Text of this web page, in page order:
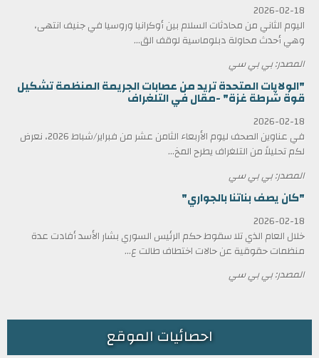
2026-02-18
اليوم الثاني من محادثات السلام بين أوكرانيا وروسيا في جنيف انتهى،
وهي أحدث محاولة دبلوماسية لوقف الق...
المصدر: بي بي سي
"الولايات المتحدة تريد من عصابات الجريمة المنظمة تشكيل
قوة شرطة غزة" -مقال في التلغراف
2026-02-18
في عناوين الصحف ليوم الأربعاء الثامن عشر من فبراير/شباط 2026، نعرض
لكم تحليلاً من التلغراف يطرح المخ...
المصدر: بي بي سي
"كان يصف بناتنا بالجواري"
2026-02-18
خلال العام الذي تلا سقوط حكم الرئيس السوري بشار الأسد أفادت عدة
منظمات حقوقية عن حالات اختطاف طالت ع...
المصدر: بي بي سي
احصائيات الموقع